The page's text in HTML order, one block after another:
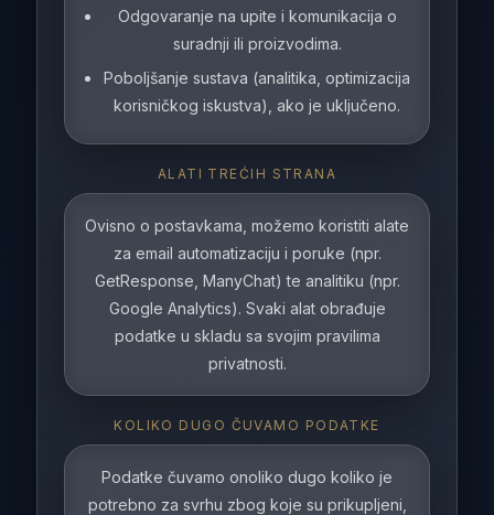
Odgovaranje na upite i komunikacija o
suradnji ili proizvodima.
Poboljšanje sustava (analitika, optimizacija
korisničkog iskustva), ako je uključeno.
ALATI TREĆIH STRANA
Ovisno o postavkama, možemo koristiti alate
za email automatizaciju i poruke (npr.
GetResponse, ManyChat) te analitiku (npr.
Google Analytics). Svaki alat obrađuje
podatke u skladu sa svojim pravilima
privatnosti.
KOLIKO DUGO ČUVAMO PODATKE
Podatke čuvamo onoliko dugo koliko je
potrebno za svrhu zbog koje su prikupljeni,